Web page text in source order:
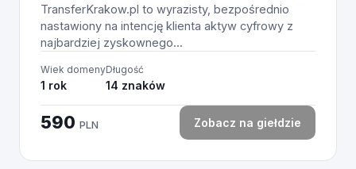
TransferKrakow.pl to wyrazisty, bezpośrednio
nastawiony na intencję klienta aktyw cyfrowy z
najbardziej zyskownego...
Wiek domeny
1 rok
Długość
14 znaków
590 PLN Zobacz na giełdzie